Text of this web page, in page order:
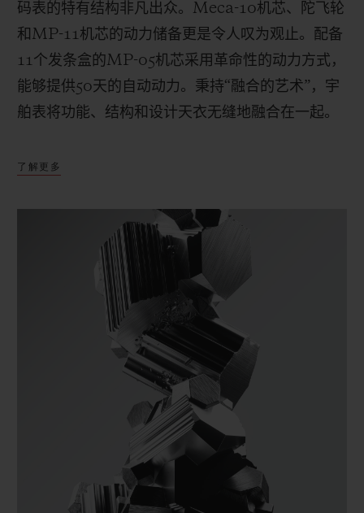
码表的特有结构非凡出众。 Meca-10机芯、陀飞轮
和 MP-11机芯的动力储备更是令人叹为观止。配备
11个发条盒的MP-05机芯采用革命性的动力方式，
能够提供50天的自动动力。秉持“融合的艺术”，宇
舶表将功能、结构和设计天衣无缝地融合在一起。
了解更多